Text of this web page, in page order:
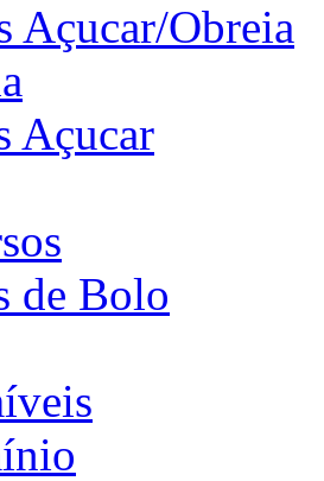
Açucar/Obreia
Açucar
de Bolo